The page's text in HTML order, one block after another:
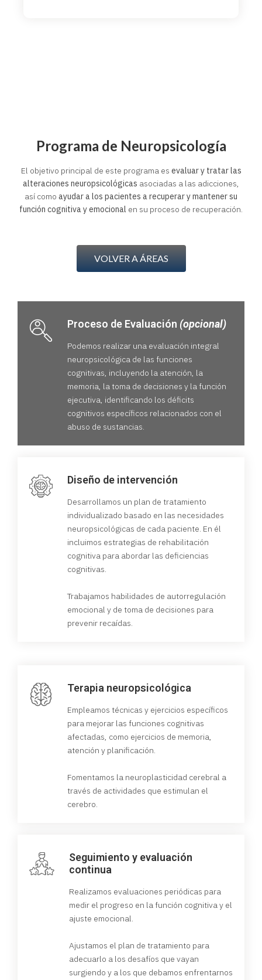
Programa de Neuropsicología
El objetivo principal de este programa es evaluar y tratar las
alteraciones neuropsicológicas asociadas a las adicciones,
así como ayudar a los pacientes a recuperar y mantener su
función cognitiva y emocional en su proceso de recuperación.
VOLVER A ÁREAS
Proceso de Evaluación (opcional)
Podemos realizar una evaluación integral
neuropsicológica de las funciones
cognitivas, incluyendo la atención, la
memoria, la toma de decisiones y la función
ejecutiva, identificando los déficits
cognitivos específicos relacionados con el
abuso de sustancias.
Diseño de intervención
Desarrollamos un plan de tratamiento
individualizado basado en las necesidades
neuropsicológicas de cada paciente. En él
incluimos estrategias de rehabilitación
cognitiva para abordar las deficiencias
cognitivas.
Trabajamos habilidades de autorregulación
emocional y de toma de decisiones para
prevenir recaídas.
Terapia neuropsicológica
Empleamos técnicas y ejercicios específicos
para mejorar las funciones cognitivas
afectadas, como ejercicios de memoria,
atención y planificación.
Fomentamos la neuroplasticidad cerebral a
través de actividades que estimulan el
cerebro.
Seguimiento y evaluación
continua
Realizamos evaluaciones periódicas para
medir el progreso en la función cognitiva y el
ajuste emocional.
Ajustamos el plan de tratamiento para
adecuarlo a los desafíos que vayan
surgiendo y a los que debamos enfrentarnos